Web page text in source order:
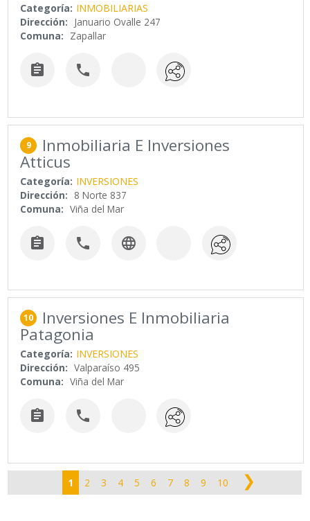
Categoría: INMOBILIARIAS
Dirección: Januario Ovalle 247
Comuna: Zapallar
 
9 Inmobiliaria E Inversiones
Atticus
Categoría: INVERSIONES
Dirección: 8 Norte 837
Comuna: Viña del Mar
  
10 Inversiones E Inmobiliaria
Patagonia
Categoría: INVERSIONES
Dirección: Valparaíso 495
Comuna: Viña del Mar
 
1 2 3 4 5 6 7 8 9 10 ❯